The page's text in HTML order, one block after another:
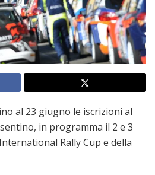
al 23 giugno le iscrizioni al
in programma il 2 e 3
Rally Cup e della